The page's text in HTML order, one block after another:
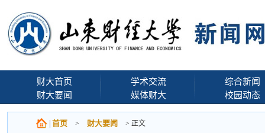
财大首页
财大要闻
学术交流
媒体财大
综合新闻
校园动态
首页 > 财大要闻 > 正文